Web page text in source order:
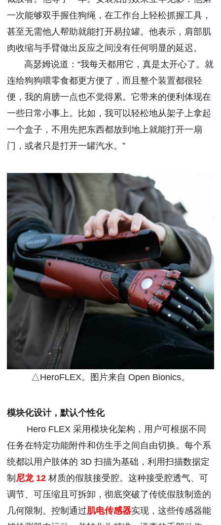
一次能够双手握住狗绳，在工作台上轻松抓握工具，
甚至无需他人帮助就能打开易拉罐。他表示，肩部肌
肉收缩与手臂做出反应之间没有任何明显的延迟。
高瑟姆说道：“我每天都用它，真是太开心了。就
连给狗狗喂零食都更方便了，而且整个装置都很轻
便，我的肩膀一点也不觉得累。它带来的便利体现在
一些日常小事上。比如，我可以轻松地从架子上拿起
一个盒子，不用先把东西都放到地上就能打开一扇
门，或者只是打开一罐汽水。”
△HeroFLEX。图片来自 Open Bionics。
模块化设计，默认个性化
Hero FLEX 采用模块化架构，用户可根据不同
任务在特定功能附件和仿生手之间自由切换。每个系
统都以用户肢体的 3D 扫描为基础，利用扫描数据定
制 尼龙12 材质的假肢接受腔。这种接受腔透气、可
调节、可压缩且可拆卸，彻底突破了传统假肢制造的
几何限制。控制通过肌电传感器实现，这些传感器能